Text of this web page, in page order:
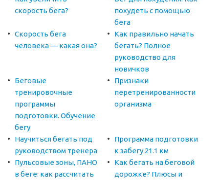
скорость бега?
похудеть с помощью
бега
Скорость бега
человека — какая она?
Как правильно начать
бегать? Полное
руководство для
новичков
Беговые
тренировочные
программы
подготовки. Обучение
бегу
Признаки
перетренированности
организма
Научиться бегать под
руководством тренера
Программа подготовки
к забегу 21.1 км
Пульсовые зоны, ПАНО
в беге: как рассчитать
Как бегать на беговой
дорожке? Плюсы и